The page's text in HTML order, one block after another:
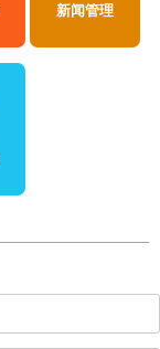
新闻管理